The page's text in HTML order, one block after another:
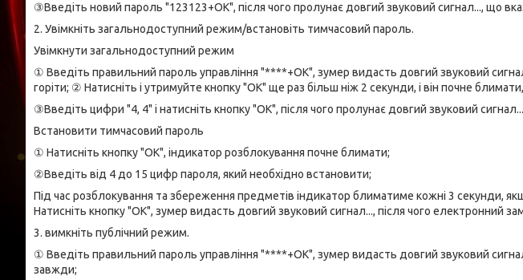
③Введіть новий пароль "123123+ОК", після чого пролунає довгий звуковий сигнал..., що
2. Увімкніть загальнодоступний режим/встановіть тимчасовий пароль.
Увімкнути загальнодоступний режим
① Введіть правильний пароль управління "****+OK", зумер видасть довгий звуковий
горіти; ② Натисніть і утримуйте кнопку "ОК" ще раз більш ніж 2 секунди, і він почне
③Введіть цифри "4, 4" і натисніть кнопку "ОК", після чого пролунає довгий звуковий
Встановити тимчасовий пароль
① Натисніть кнопку "ОК", індикатор розблокування почне блимати;
②Введіть від 4 до 15 цифр пароля, який необхідно встановити;
Під час розблокування та збереження предметів індикатор блиматиме кожні 3 секунди,
Натисніть кнопку "ОК", зумер видасть довгий звуковий сигнал..., після чого електронний
3. вимкніть публічний режим.
① Введіть правильний пароль управління "****+OK", зумер видасть довгий звуковий
завжди;